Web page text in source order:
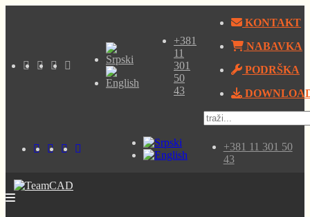
+381
11
301
50
43
KONTAKT
NABAVKA
PODRŠKA
+381 11 301 50
43